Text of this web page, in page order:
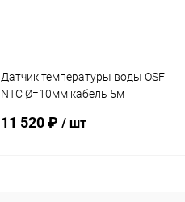
Датчик температуры воды OSF
NTC Ø=10мм кабель 5м
11 520 ₽ / шт